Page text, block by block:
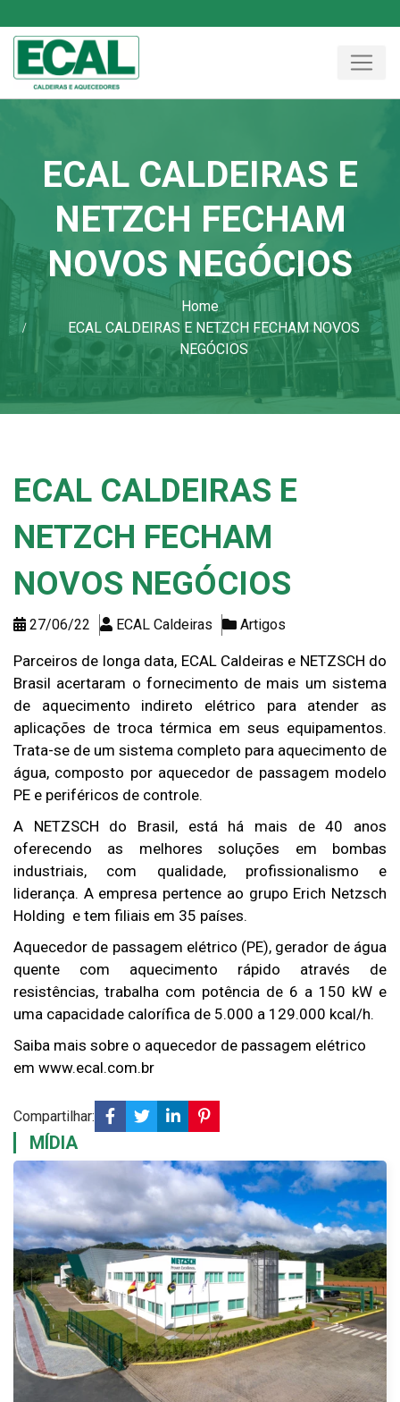
ECAL CALDEIRAS E
NETZCH FECHAM
NOVOS NEGÓCIOS
Home
ECAL CALDEIRAS E NETZCH FECHAM NOVOS
NEGÓCIOS
ECAL CALDEIRAS E
NETZCH FECHAM
NOVOS NEGÓCIOS
27/06/22 ECAL Caldeiras Artigos
Parceiros de longa data, ECAL Caldeiras e NETZSCH do
Brasil acertaram o fornecimento de mais um sistema
de aquecimento indireto elétrico para atender as
aplicações de troca térmica em seus equipamentos.
Trata-se de um sistema completo para aquecimento de
água, composto por aquecedor de passagem modelo
PE e periféricos de controle.
A NETZSCH do Brasil, está há mais de 40 anos
oferecendo as melhores soluções em bombas
industriais, com qualidade, profissionalismo e
liderança. A empresa pertence ao grupo Erich Netzsch
Holding e tem filiais em 35 países.
Aquecedor de passagem elétrico (PE), gerador de água
quente com aquecimento rápido através de
resistências, trabalha com potência de 6 a 150 kW e
uma capacidade calorífica de 5.000 a 129.000 kcal/h.
Saiba mais sobre o aquecedor de passagem elétrico
em www.ecal.com.br
Compartilhar:
MÍDIA